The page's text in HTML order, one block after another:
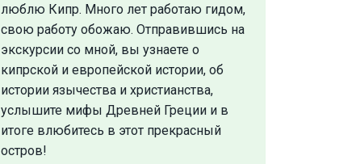
люблю Кипр. Много лет работаю гидом,
свою работу обожаю. Отправившись на
экскурсии со мной, вы узнаете о
кипрской и европейской истории, об
истории язычества и христианства,
услышите мифы Древней Греции и в
итоге влюбитесь в этот прекрасный
остров!